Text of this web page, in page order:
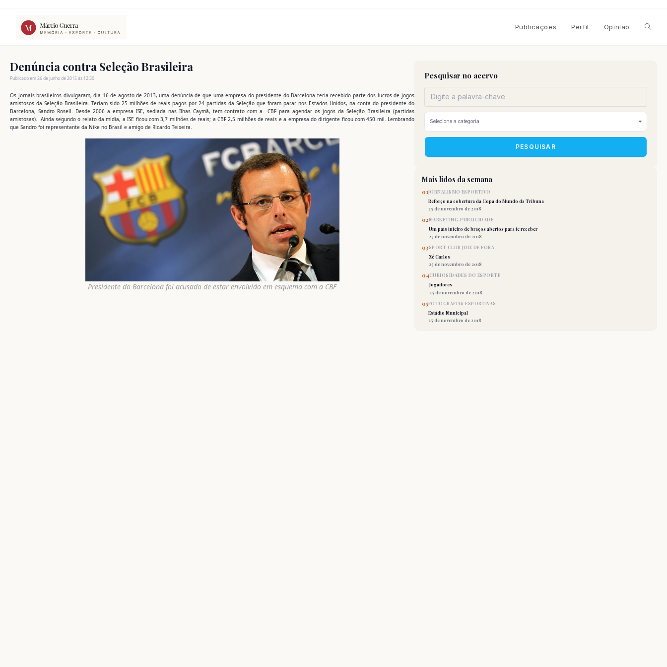
conteúdo
Publicações Perfil Opinião
site
Denúncia contra Seleção Brasileira
Publicado em 26 de junho de 2015 às 12:30
Os jornais brasileiros divulgaram, dia 16 de agosto de 2013, uma denúncia de que uma empresa do presidente do Barcelona teria recebido parte dos lucros de jogos
amistosos da Seleção Brasileira. Teriam sido 25 milhões de reais pagos por 24 partidas da Seleção que foram parar nos Estados Unidos, na conta do presidente do
Barcelona, Sandro Rosell. Desde 2006 a empresa ISE, sediada nas Ilhas Caymã, tem contrato com a CBF para agendar os jogos da Seleção Brasileira (partidas
amistosas). Ainda segundo o relato da mídia, a ISE ficou com 3,7 milhões de reais; a CBF 2,5 milhões de reais e a empresa do dirigente ficou com 450 mil. Lembrando
que Sandro foi representante da Nike no Brasil e amigo de Ricardo Teixeira.
Presidente do Barcelona foi acusado de estar envolvido em esquema com a CBF
Pesquisar no acervo
PESQUISAR
Mais lidos da semana
01JORNALISMO ESPORTIVO
Reforço na cobertura da Copa do Mundo da Tribuna
25 de novembro de 2018
02MARKETING-PUBLICIDADE
Um país inteiro de braços abertos para te receber
25 de novembro de 2018
03SPORT CLUB JUIZ DE FORA
Zé Carlos
25 de novembro de 2018
04CURIOSIDADES DO ESPORTE
Jogadores
25 de novembro de 2018
05FOTOGRAFIAS ESPORTIVAS
Estádio Municipal
25 de novembro de 2018